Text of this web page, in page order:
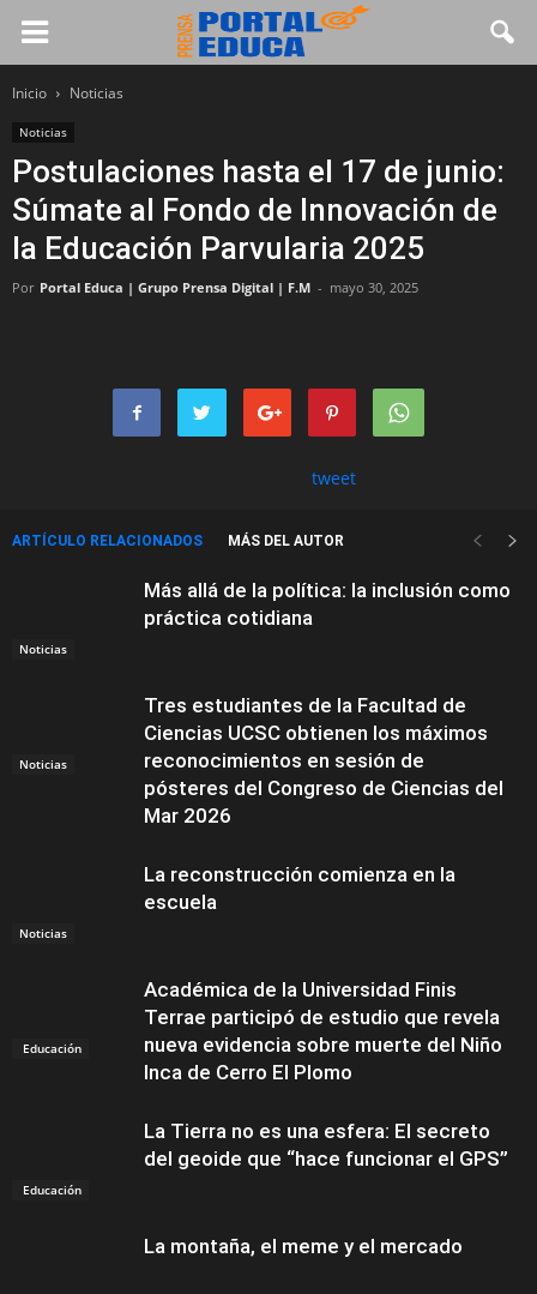
Inicio Noticias
Noticias
Postulaciones hasta el 17 de junio:
Súmate al Fondo de Innovación de
la Educación Parvularia 2025
Por Portal Educa | Grupo Prensa Digital | F.M - mayo 30, 2025
tweet
ARTÍCULO RELACIONADOS MÁS DEL AUTOR
Noticias
Más allá de la política: la inclusión como
práctica cotidiana
Noticias
Tres estudiantes de la Facultad de
Ciencias UCSC obtienen los máximos
reconocimientos en sesión de
pósteres del Congreso de Ciencias del
Mar 2026
Noticias
La reconstrucción comienza en la
escuela
Educación
Académica de la Universidad Finis
Terrae participó de estudio que revela
nueva evidencia sobre muerte del Niño
Inca de Cerro El Plomo
Educación
La Tierra no es una esfera: El secreto
del geoide que “hace funcionar el GPS”
La montaña, el meme y el mercado